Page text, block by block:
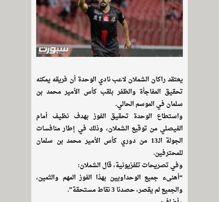
يعتقد راكان الشملان لاعب نادي الوحدة أن فريقه يمكنه
تحقيق المفاجأة والظفر بلقب كأس الأمير محمد بن
سلمان في الموسم الحالي.
واستطاع الوحدة تحقيق الفوز بهدف نظيف أمام
الفيصلي من توقيع الشملان، وذلك في إطار منافسات
الجولة الـ13 من دوري كأس الأمير محمد بن سلمان
للمحترفين.
وفي تصريحات تلفزيونية، قال الشملان:
“أهنىء جميع الوحداويين بهذا الفوز المهم والثمين،
والجميع لم يقصر، حصدنا 3 نقاط مستحقة”.